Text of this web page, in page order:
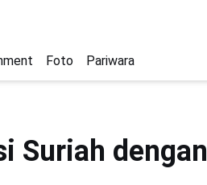
Foto Pariwara
Suriah dengan